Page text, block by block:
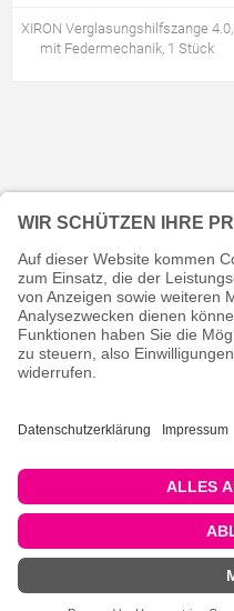
XIRON Verglasungshilfszange 4.0,
mit Federmechanik, 1 Stück
KONTAKT
RECHTLICHES
INFORMATIVES
MEIN KONTO